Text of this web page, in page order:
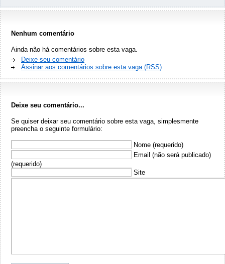
Nenhum comentário
Ainda não há comentários sobre esta vaga.
Deixe seu comentário
Assinar aos comentários sobre esta vaga (RSS)
Deixe seu comentário...
Se quiser deixar seu comentário sobre esta vaga, simplesmente
preencha o seguinte formulário:
Nome (requerido)
Email (não será publicado)
(requerido)
Site